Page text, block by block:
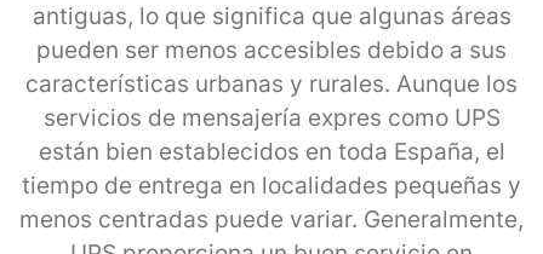
antiguas, lo que significa que algunas áreas
pueden ser menos accesibles debido a sus
características urbanas y rurales. Aunque los
servicios de mensajería expres como UPS
están bien establecidos en toda España, el
tiempo de entrega en localidades pequeñas y
menos centradas puede variar. Generalmente,